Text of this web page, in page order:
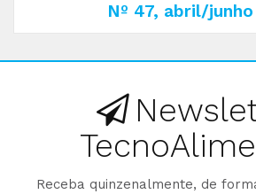
Nº 47, abril/
Receba quinzenalmente, de